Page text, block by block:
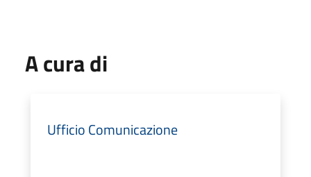
A cura di
Ufficio Comunicazione